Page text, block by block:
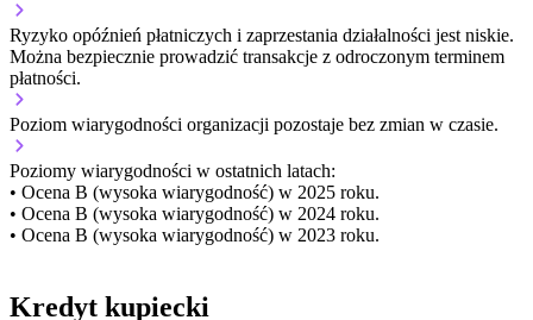
Ryzyko opóźnień płatniczych i zaprzestania działalności jest niskie.
Można bezpiecznie prowadzić transakcje z odroczonym terminem
płatności.
Poziom wiarygodności organizacji pozostaje bez zmian w czasie.
Poziomy wiarygodności w ostatnich latach:
• Ocena B (wysoka wiarygodność) w 2025 roku.
• Ocena B (wysoka wiarygodność) w 2024 roku.
• Ocena B (wysoka wiarygodność) w 2023 roku.
Kredyt kupiecki